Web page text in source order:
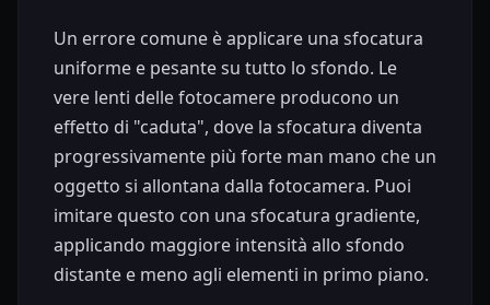
Un errore comune è applicare una sfocatura
uniforme e pesante su tutto lo sfondo. Le
vere lenti delle fotocamere producono un
effetto di "caduta", dove la sfocatura diventa
progressivamente più forte man mano che un
oggetto si allontana dalla fotocamera. Puoi
imitare questo con una sfocatura gradiente,
applicando maggiore intensità allo sfondo
distante e meno agli elementi in primo piano.